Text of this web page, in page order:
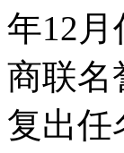
年12月
商联名
复出任